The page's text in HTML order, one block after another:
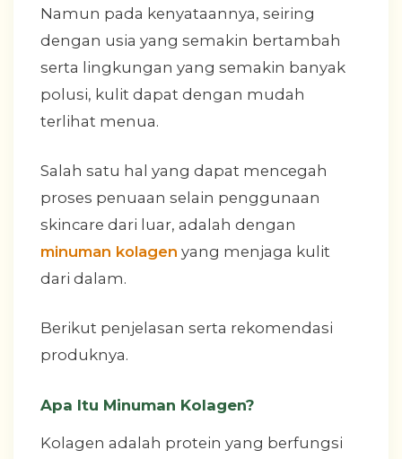
Namun pada kenyataannya, seiring
dengan usia yang semakin bertambah
serta lingkungan yang semakin banyak
polusi, kulit dapat dengan mudah
terlihat menua.
Salah satu hal yang dapat mencegah
proses penuaan selain penggunaan
skincare dari luar, adalah dengan
minuman kolagen yang menjaga kulit
dari dalam.
Berikut penjelasan serta rekomendasi
produknya.
Apa Itu Minuman Kolagen?
Kolagen adalah protein yang berfungsi